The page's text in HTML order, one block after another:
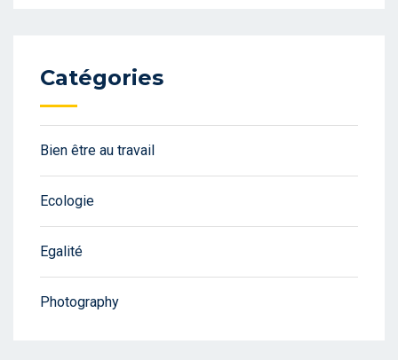
Catégories
Bien être au travail
Ecologie
Egalité
Photography